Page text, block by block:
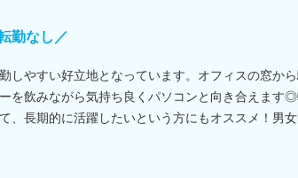
勤なし／
しやすい好立地となっています。オフィスの窓か
を飲みながら気持ち良くパソコンと向き合えます
、長期的に活躍したいという方にもオススメ！男